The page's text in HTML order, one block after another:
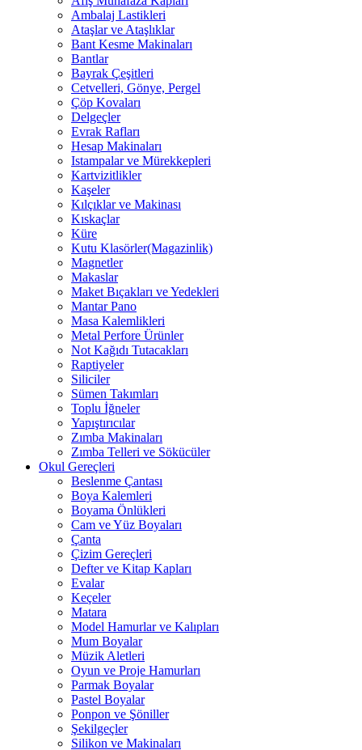
Ambalaj Lastikleri
Ataşlar ve Ataşlıklar
Bant Kesme Makinaları
Bantlar
Bayrak Çeşitleri
Cetvelleri, Gönye, Pergel
Çöp Kovaları
Delgeçler
Evrak Rafları
Hesap Makinaları
Istampalar ve Mürekkepleri
Kartvizitlikler
Kaşeler
Kılçıklar ve Makinası
Kıskaçlar
Küre
Kutu Klasörler(Magazinlik)
Magnetler
Makaslar
Maket Bıçakları ve Yedekleri
Mantar Pano
Masa Kalemlikleri
Metal Perfore Ürünler
Not Kağıdı Tutacakları
Raptiyeler
Siliciler
Sümen Takımları
Toplu İğneler
Yapıştırıcılar
Zımba Makinaları
Zımba Telleri ve Sökücüler
Okul Gereçleri
Beslenme Çantası
Boya Kalemleri
Boyama Önlükleri
Cam ve Yüz Boyaları
Çanta
Çizim Gereçleri
Defter ve Kitap Kapları
Evalar
Keçeler
Matara
Model Hamurlar ve Kalıpları
Mum Boyalar
Müzik Aletleri
Oyun ve Proje Hamurları
Parmak Boyalar
Pastel Boyalar
Ponpon ve Şöniller
Şekilgeçler
Silikon ve Makinaları